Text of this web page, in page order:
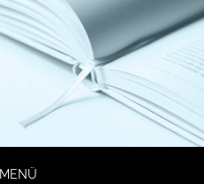
MENÜ